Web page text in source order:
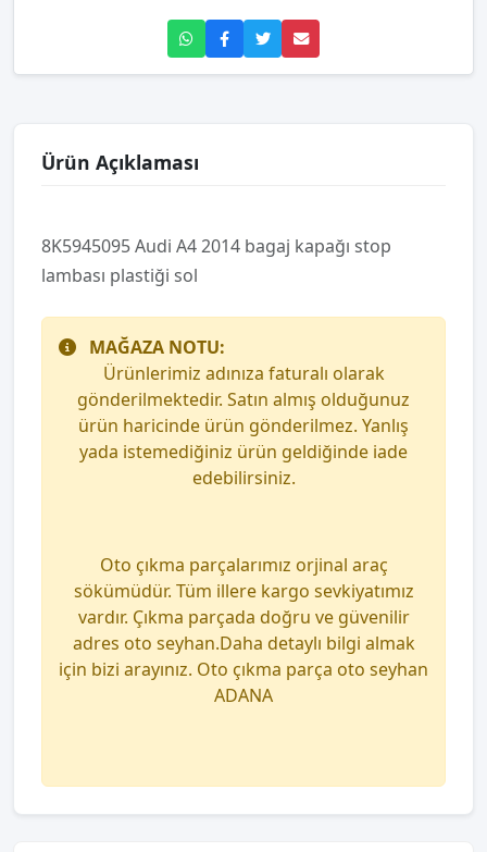
Ürün Açıklaması
8K5945095 Audi A4 2014 bagaj kapağı stop
lambası plastiği sol
MAĞAZA NOTU:
Ürünlerimiz adınıza faturalı olarak
gönderilmektedir. Satın almış olduğunuz
ürün haricinde ürün gönderilmez. Yanlış
yada istemediğiniz ürün geldiğinde iade
edebilirsiniz.
Oto çıkma parçalarımız orjinal araç
sökümüdür. Tüm illere kargo sevkiyatımız
vardır. Çıkma parçada doğru ve güvenilir
adres oto seyhan.Daha detaylı bilgi almak
için bizi arayınız. Oto çıkma parça oto seyhan
ADANA